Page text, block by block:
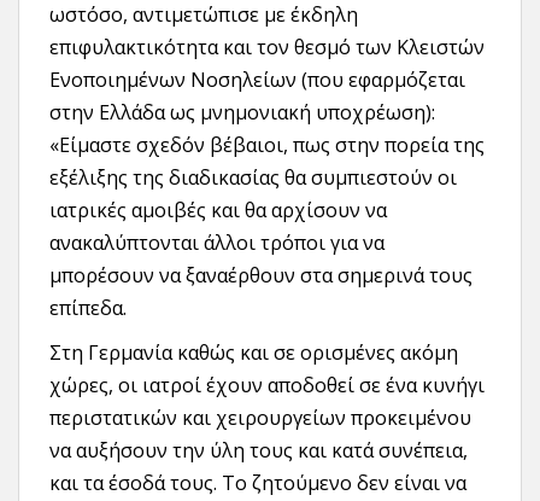
ωστόσο, αντιμετώπισε με έκδηλη
επιφυλακτικότητα και τον θεσμό των Κλειστών
Ενοποιημένων Νοσηλείων (που εφαρμόζεται
στην Ελλάδα ως μνημονιακή υποχρέωση):
«Είμαστε σχεδόν βέβαιοι, πως στην πορεία της
εξέλιξης της διαδικασίας θα συμπιεστούν οι
ιατρικές αμοιβές και θα αρχίσουν να
ανακαλύπτονται άλλοι τρόποι για να
μπορέσουν να ξαναέρθουν στα σημερινά τους
επίπεδα.
Στη Γερμανία καθώς και σε ορισμένες ακόμη
χώρες, οι ιατροί έχουν αποδοθεί σε ένα κυνήγι
περιστατικών και χειρουργείων προκειμένου
να αυξήσουν την ύλη τους και κατά συνέπεια,
και τα έσοδά τους. Το ζητούμενο δεν είναι να